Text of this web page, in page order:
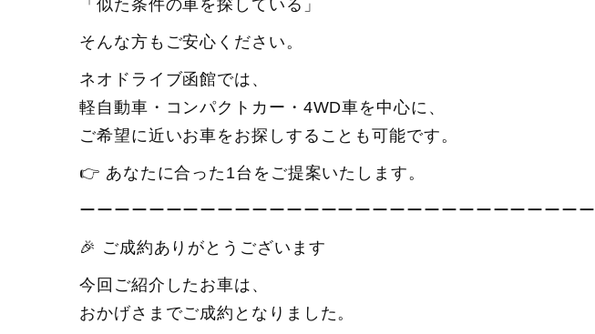
「似た条件の車を探している」
そんな方もご安心ください。
ネオドライブ函館では、
軽自動車・コンパクトカー・4WD車を中心に、
ご希望に近いお車をお探しすることも可能です。
👉 あなたに合った1台をご提案いたします。
ーーーーーーーーーーーーーーーーーーーーーーーーーーーーーー
🎉 ご成約ありがとうございます
今回ご紹介したお車は、
おかげさまでご成約となりました。